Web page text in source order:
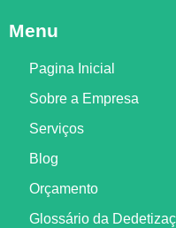
Menu
Pagina Inicial
Sobre a Empresa
Serviços
Blog
Orçamento
Glossário da